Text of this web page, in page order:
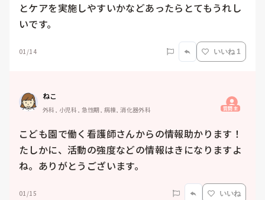
とケアを実施しやすいかなどあったらとてもうれし
01/14 いいね 1
ねこ
外科, 小児科, 急性期, 病棟, 消化器外科 質問主
こども園で働く看護師さんからの情報助かります！
たしかに、活動の強度などの情報はきになりますよ
ね。ありがとうございます。
01/15 いいね